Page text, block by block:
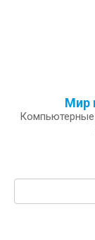
Мир
Компьютерные
Поиск: